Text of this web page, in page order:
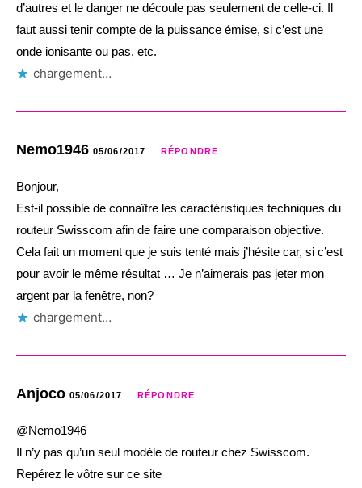
d’autres et le danger ne découle pas seulement de celle-ci. Il
faut aussi tenir compte de la puissance émise, si c’est une
onde ionisante ou pas, etc.
chargement…
Nemo1946 05/06/2017 RÉPONDRE
Bonjour,
Est-il possible de connaître les caractéristiques techniques du
routeur Swisscom afin de faire une comparaison objective.
Cela fait un moment que je suis tenté mais j’hésite car, si c’est
pour avoir le même résultat … Je n’aimerais pas jeter mon
argent par la fenêtre, non?
chargement…
Anjoco 05/06/2017 RÉPONDRE
@Nemo1946
Il n’y pas qu’un seul modèle de routeur chez Swisscom.
Repérez le vôtre sur ce site